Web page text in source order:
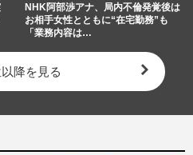
NHK阿部渉アナ、局内不倫発覚後は
お相手女性とともに“在宅勤務”も
「業務内容は…
降を見る